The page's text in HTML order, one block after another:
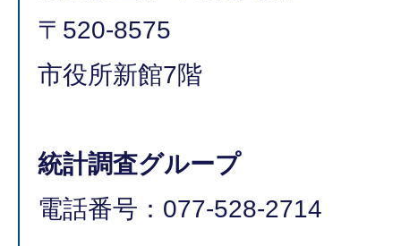
〒520-8575
市役所新館7階
統計調査グループ
電話番号：077-528-2714